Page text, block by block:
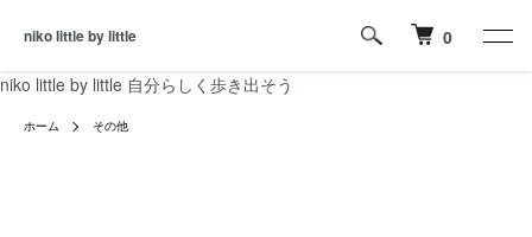
niko little by little 自分らしく歩き出そう
niko little by little 0
ホーム その他